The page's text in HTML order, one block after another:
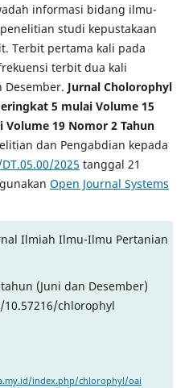
informasi bidang ilmu-
studi kepustakaan
Terbit pertama kali pada
terbit dua kali
Desember. Jurnal Cholorophyl
5 mulai Volume 15
Volume 19 Nomor 2 Tahun
dan Pengabdian kepada
2025 tanggal 21
Open Journal Systems
Ilmiah Ilmu-Ilmu Pertanian
(Juni dan Desember)
chlorophyl
index.php/chlorophyl/oai